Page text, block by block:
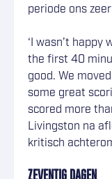
periode ons
‘I wasn’t
the first 40
good. We
some great
scored more
Livingston na
kritisch
ZEVENTIG DAGEN